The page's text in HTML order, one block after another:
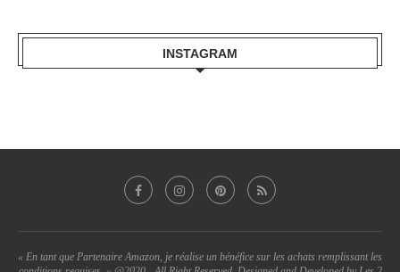
INSTAGRAM
« En tant que Partenaire Amazon, je réalise un bénéfice sur les achats remplissant les